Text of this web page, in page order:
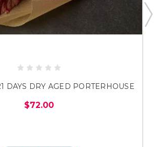
DAYS DRY AGED PORTERHOUSE
$72.00